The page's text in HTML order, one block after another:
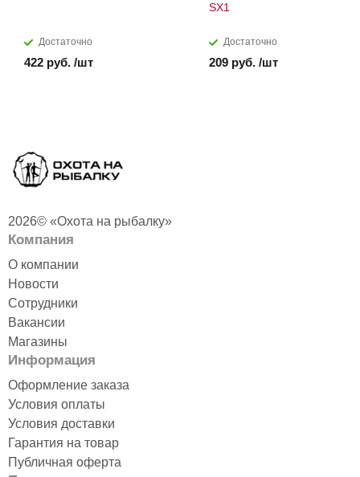
Достаточно
422 руб. /шт
SX1
Достаточно
209 руб. /шт
2026© «Охота на рыбалку»
Компания
О компании
Новости
Сотрудники
Вакансии
Магазины
Информация
Оформление заказа
Условия оплаты
Условия доставки
Гарантия на товар
Публичная оферта